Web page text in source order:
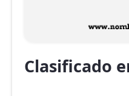
Clasificado